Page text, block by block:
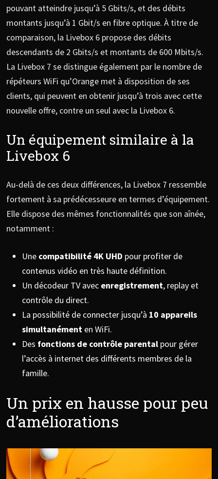
pouvant atteindre jusqu’à 5 Gbits/s, et des débits
montants jusqu’à 1 Gbit/s en fibre optique. À titre de
comparaison, la Livebox 6 propose des débits
descendants de 2 Gbits/s et montants de 600 Mbits/s.
La Livebox 7 se distingue également par le nombre de
répéteurs WiFi qu’Orange met à disposition de ses
clients, qui peuvent en obtenir jusqu’à trois avec cette
nouvelle offre, contre un seul avec la Livebox 6.
Un équipement similaire à la
Livebox 6
Au-delà de ces deux différences, la Livebox 7 ressemble
fortement à sa prédécesseure en termes d’équipement.
Elle dispose des mêmes fonctionnalités que son aînée,
notamment :
Une compatibilité 4K UHD pour profiter de
contenus vidéo en très haute définition.
Un décodeur TV avec enregistrement, replay et
contrôle du direct.
La possibilité de connecter jusqu’à 10 appareils
simultanémenten WiFi.
Des fonctions de contrôle parentalpour gérer
l’accès à internet des différents membres de la
famille.
Un prix en hausse pour peu
d’améliorations